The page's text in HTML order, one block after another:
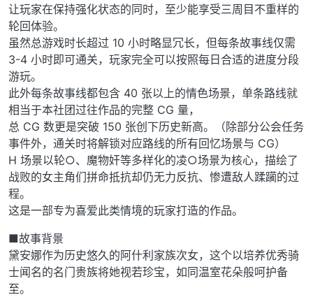
让玩家在保持强化状态的同时，至少能享受三周目不重样的
轮回体验。
虽然总游戏时长超过 10 小时略显冗长，但每条故事线仅需
3-4 小时即可通关，玩家完全可以按照每日合适的进度分段
游玩。
此外每条故事线都包含 40 张以上的情色场景，单条路线就
相当于本社团过往作品的完整 CG 量，
总 CG 数更是突破 150 张创下历史新高。（除部分公会任务
事件外，通关时将解锁对应路线的所有回忆场景与 CG）
H 场景以轮○、魔物奸等多样化的凌○场景为核心，描绘了
战败的女主角们拼命抵抗却仍无力反抗、惨遭敌人蹂躏的过
程。
这是一部专为喜爱此类情境的玩家打造的作品。
■故事背景
黛安娜作为历史悠久的阿什利家族次女，这个以培养优秀骑
士闻名的名门贵族将她视若珍宝，如同温室花朵般呵护备
至。